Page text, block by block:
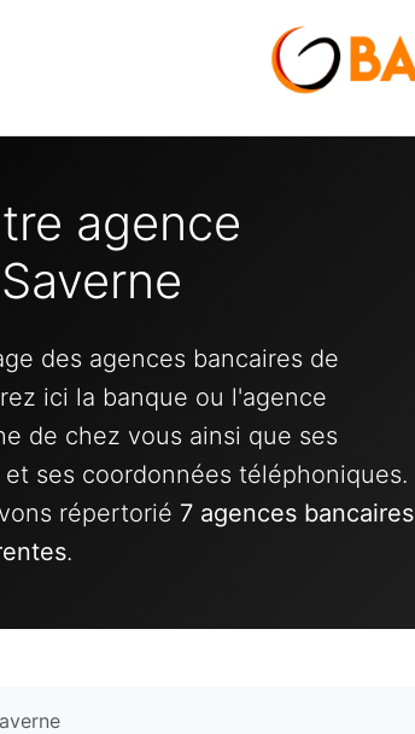
agence
des agences bancaires de
ici la banque ou l'agence
de chez vous ainsi que ses
ses coordonnées téléphoniques.
répertorié 7 agences bancaires
.